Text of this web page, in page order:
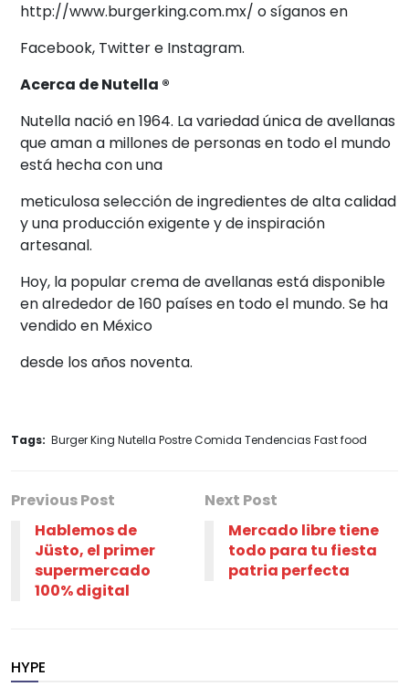
http://www.burgerking.com.mx/ o síganos en
Facebook, Twitter e Instagram.
Acerca de Nutella ®
Nutella nació en 1964. La variedad única de avellanas
que aman a millones de personas en todo el mundo
está hecha con una
meticulosa selección de ingredientes de alta calidad
y una producción exigente y de inspiración
artesanal.
Hoy, la popular crema de avellanas está disponible
en alrededor de 160 países en todo el mundo. Se ha
vendido en México
desde los años noventa.
Tags: Burger King Nutella Postre Comida Tendencias Fast food
Previous Post
Hablemos de
Jüsto, el primer
supermercado
100% digital
Next Post
Mercado libre tiene
todo para tu fiesta
patria perfecta
HYPE